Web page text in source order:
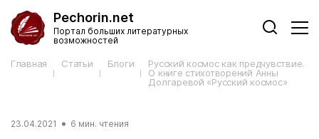
Pechorin.net
Портал больших литературных
возможностей
Главная Статьи Блоги
Русский космос как предчувствие.
О книге стихотворений Анны
Долгаревой «Русский космос»
23.04.2021 6 мин. чтения